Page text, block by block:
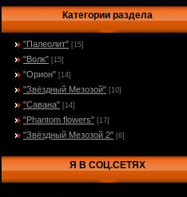
Категории раздела
"Палеолит" [15]
"Волк" [15]
"Орион" [14]
"Звёздный Мезозой" [10]
"Савана" [14]
"Phantom flowers" [17]
"Звёздный Мезозой 2" [6]
Я В СОЦ.СЕТЯХ